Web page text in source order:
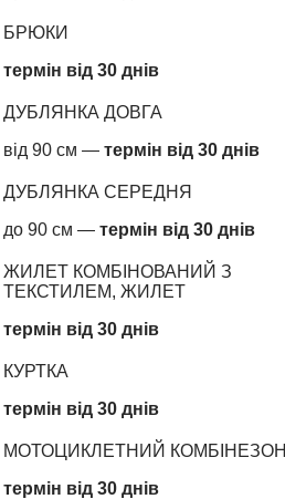
БРЮКИ
термін від 30 днів
ДУБЛЯНКА ДОВГА
від 90 см — термін від 30 днів
ДУБЛЯНКА СЕРЕДНЯ
до 90 см — термін від 30 днів
ЖИЛЕТ КОМБІНОВАНИЙ З
ТЕКСТИЛЕМ, ЖИЛЕТ
термін від 30 днів
КУРТКА
термін від 30 днів
МОТОЦИКЛЕТНИЙ КОМБІНЕЗОН
термін від 30 днів